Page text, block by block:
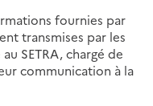
fournies par
transmises par les
SETRA, chargé de
communication à la